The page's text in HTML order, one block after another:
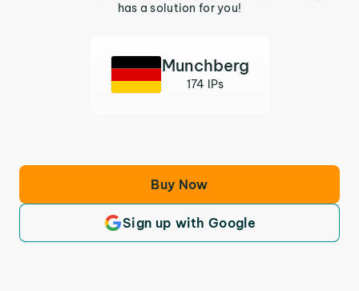
has a solution for you!
Munchberg
174 IPs
Buy Now
Sign up with Google